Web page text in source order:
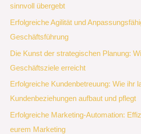
sinnvoll übergebt
Erfolgreiche Agilität und
Geschäftsführung
Die Kunst der strategischen Planung:
Geschäftsziele erreicht
Erfolgreiche Kundenbetreuung: Wie ihr
Kundenbeziehungen aufbaut und pflegt
Erfolgreiche Marketing-Automation:
eurem Marketing